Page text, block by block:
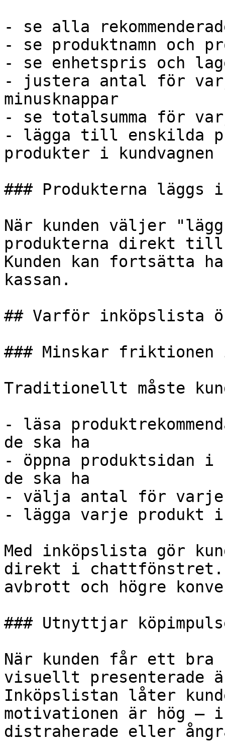
- se alla
- se produktnamn och
- se enhetspris och
- justera antal för
minusknappar
- se totalsumma för
- lägga till enskilda
produkter i kundvagnen
### Produkterna läggs i
När kunden väljer
produkterna direkt till
Kunden kan fortsätta
kassan.
## Varför inköpslista
### Minskar friktionen
Traditionellt måste
- läsa
de ska ha
- öppna
de ska ha
- välja antal för varje
- lägga varje produkt i
Med inköpslista gör
direkt i
avbrott och högre
### Utnyttjar
När kunden får ett bra
visuellt presenterade
Inköpslistan låter
motivationen är hög –
distraherade eller